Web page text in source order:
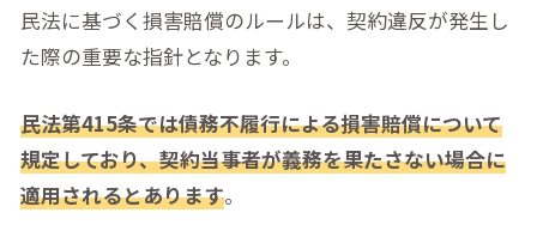
民法に基づく損害賠償のルールは、契約違反が発生し
た際の重要な指針となります。
民法第415条では債務不履行による損害賠償について
規定しており、契約当事者が義務を果たさない場合に
適用されるとあります。